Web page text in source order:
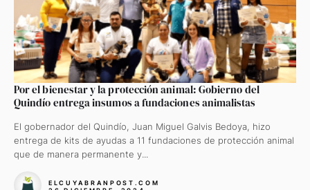
Por el bienestar y la protección animal: Gobierno del
Quindío entrega insumos a fundaciones animalistas
El gobernador del Quindío, Juan Miguel Galvis Bedoya, hizo
entrega de kits de ayudas a 11 fundaciones de protección animal
que de manera permanente y...
ELCUYABRANPOST.COM